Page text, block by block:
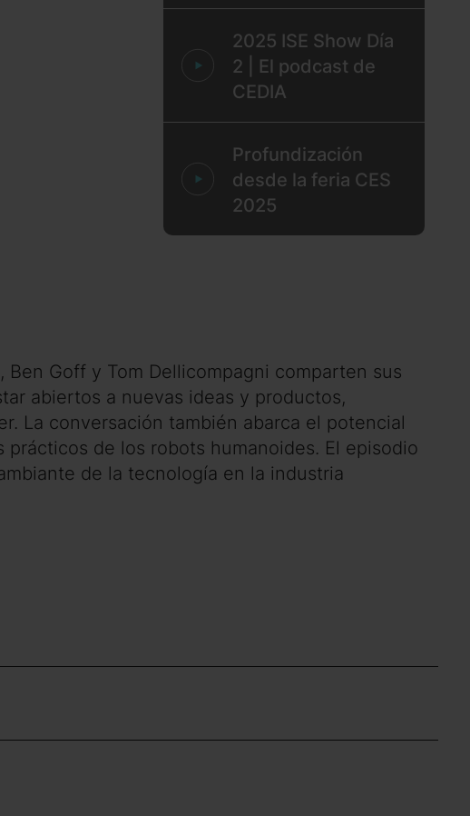
2025 ISE Show Día
2 | El podcast de
CEDIA
Profundización
desde la feria CES
2025
Goff y Tom Dellicompagni comparten sus
abiertos a nuevas ideas y productos,
La conversación también abarca el potencial
de los robots humanoides. El episodio
de la tecnología en la industria